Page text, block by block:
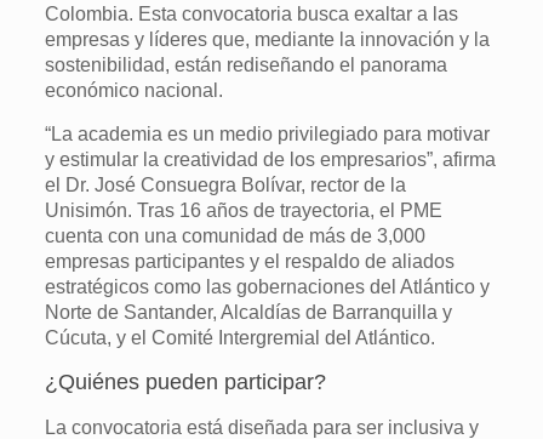
Colombia. Esta convocatoria busca exaltar a las
empresas y líderes que, mediante la innovación y la
sostenibilidad, están rediseñando el panorama
económico nacional.
“La academia es un medio privilegiado para motivar
y estimular la creatividad de los empresarios”, afirma
el Dr. José Consuegra Bolívar, rector de la
Unisimón. Tras 16 años de trayectoria, el PME
cuenta con una comunidad de más de 3,000
empresas participantes y el respaldo de aliados
estratégicos como las gobernaciones del Atlántico y
Norte de Santander, Alcaldías de Barranquilla y
Cúcuta, y el Comité Intergremial del Atlántico.
¿Quiénes pueden participar?
La convocatoria está diseñada para ser inclusiva y